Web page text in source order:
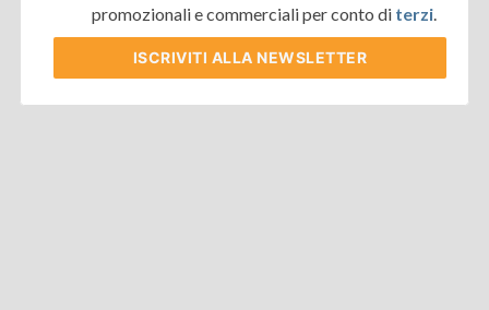
promozionali e commerciali per conto di terzi.
ISCRIVITI ALLA NEWSLETTER